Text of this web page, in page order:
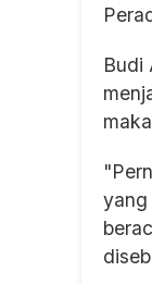
Budi
yang